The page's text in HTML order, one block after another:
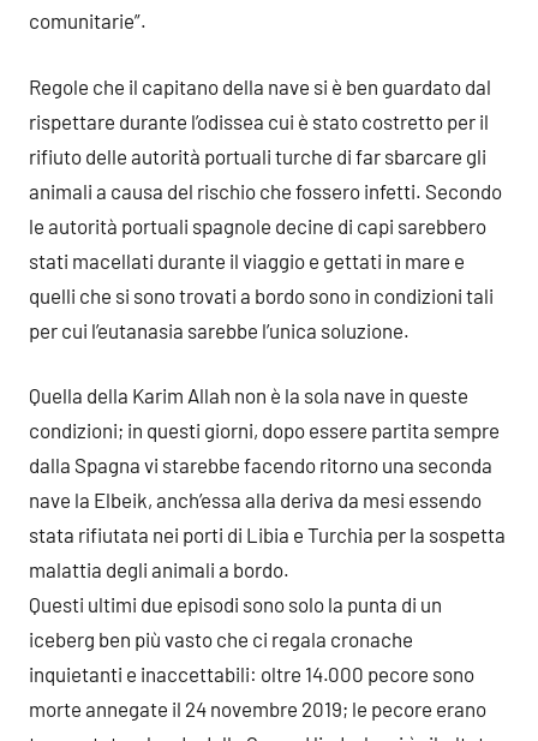
comunitarie”.
Regole che il capitano della nave si è ben guardato dal
rispettare durante l’odissea cui è stato costretto per il
rifiuto delle autorità portuali turche di far sbarcare gli
animali a causa del rischio che fossero infetti. Secondo
le autorità portuali spagnole decine di capi sarebbero
stati macellati durante il viaggio e gettati in mare e
quelli che si sono trovati a bordo sono in condizioni tali
per cui l’eutanasia sarebbe l’unica soluzione.
Quella della Karim Allah non è la sola nave in queste
condizioni; in questi giorni, dopo essere partita sempre
dalla Spagna vi starebbe facendo ritorno una seconda
nave la Elbeik, anch’essa alla deriva da mesi essendo
stata rifiutata nei porti di Libia e Turchia per la sospetta
malattia degli animali a bordo.
Questi ultimi due episodi sono solo la punta di un
iceberg ben più vasto che ci regala cronache
inquietanti e inaccettabili: oltre 14.000 pecore sono
morte annegate il 24 novembre 2019; le pecore erano